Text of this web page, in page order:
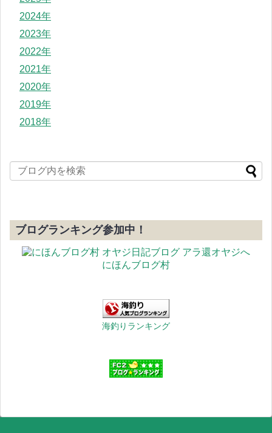
2024年
2023年
2022年
2021年
2020年
2019年
2018年
ブログランキング参加中！
にほんブログ村
海釣りランキング